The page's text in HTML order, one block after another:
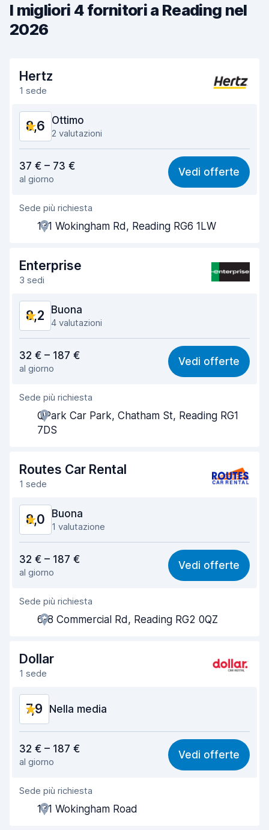
I migliori 4 fornitori a Reading nel
2026
Hertz
1 sede
8,6 Ottimo
2 valutazioni
8,5
Facile da trovare 8,2
Gentilezza degli agenti
Rapidità del ritiro
Rapidità della riconsegna 8,2
Condizioni dell'auto
37 € – 73 €
al giorno
Vedi offerte
Sede più richiesta
131 Wokingham Rd, Reading RG6 1LW
Enterprise
3 sedi
8,2 Buona
4 valutazioni
7,8
Facile da trovare 8,3
Gentilezza degli agenti
Rapidità del ritiro
Pulizia del veicolo 8,3
Condizioni dell'auto
32 € – 187 €
al giorno
Vedi offerte
Sede più richiesta
QPark Car Park, Chatham St, Reading RG1
7DS
Routes Car Rental
1 sede
8,0 Buona
1 valutazione
7,0
Facile da trovare 8,2
Gentilezza degli agenti
Rapidità del ritiro
Rapidità della riconsegna
Condizioni dell'auto
32 € – 187 €
al giorno
Vedi offerte
Sede più richiesta
6-8 Commercial Rd, Reading RG2 0QZ
Dollar
1 sede
7,9 Nella media
7,1
Facile da trovare 8,2
Gentilezza degli agenti
Rapidità del ritiro
32 € – 187 €
al giorno
Vedi offerte
Sede più richiesta
131 Wokingham Road